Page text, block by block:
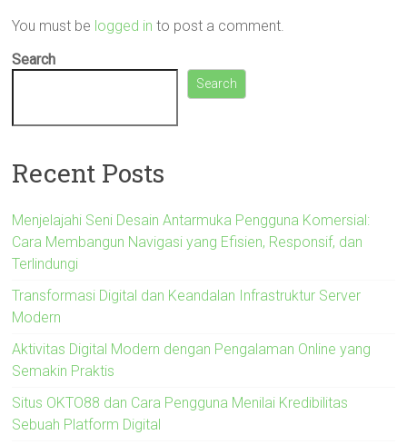
You must be logged in to post a comment.
Search
Search
Recent Posts
Menjelajahi Seni Desain Antarmuka Pengguna Komersial:
Cara Membangun Navigasi yang Efisien, Responsif, dan
Terlindungi
Transformasi Digital dan Keandalan Infrastruktur Server
Modern
Aktivitas Digital Modern dengan Pengalaman Online yang
Semakin Praktis
Situs OKTO88 dan Cara Pengguna Menilai Kredibilitas
Sebuah Platform Digital